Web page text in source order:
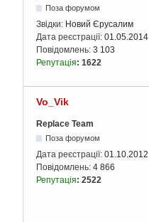
Поза форумом
Звідки: Новий Єрусалим
Дата реєстрації: 01.05.2014
Повідомлень: 3 103
Репутація: 1622
Vo_Vik
Replace Team
Поза форумом
Дата реєстрації: 01.10.2012
Повідомлень: 4 866
Репутація: 2522